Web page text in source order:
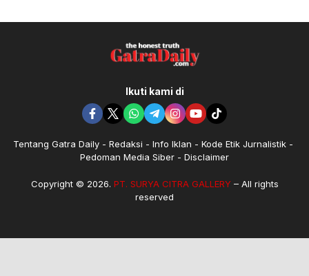
Ikuti kami di
Tentang Gatra Daily Redaksi Info Iklan
Kode Etik Jurnalistik
Pedoman Media Siber
Disclaimer
Copyright © 2026. PT. SURYA CITRA GALLERY– All rights
reserved